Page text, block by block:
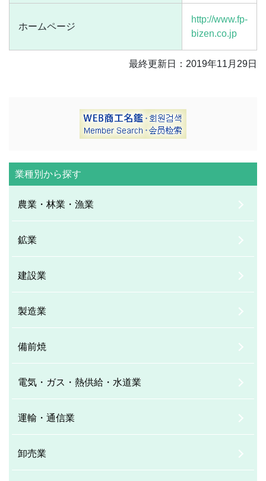
ホームページ
http://www.fp-
bizen.co.jp
最終更新日：2019年11月29日
業種別から探す
農業・林業・漁業
鉱業
建設業
製造業
備前焼
電気・ガス・熱供給・水道業
運輸・通信業
卸売業